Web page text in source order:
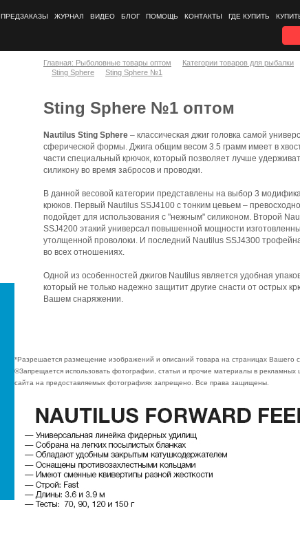
ПРЕДЗАКАЗЫ ЖУРНАЛ ВИДЕО БЛОГ ПОМОЩЬ КОНТАКТЫ ГДЕ КУПИТЬ
Главная: Рыболовные товары оптом Категории товаров для рыбалки
Sting Sphere
Sting Sphere №1
Sting Sphere №1 оптом
Nautilus Sting Sphere – классическая джиг головка самой
сферической формы. Джига общим весом 3.5 грамм имеет в
части специальный крючок, который позволяет лучше
силикону во время забросов и проводки.
В данной весовой категории представлены на выбор 3
крюков. Первый Nautilus SSJ4100 с тонким цевьем – превосходно
подойдет для использования с "нежным" силиконом. Второй
SSJ4200 этакий универсал повышенной мощности
утолщенной проволоки. И последний Nautilus SSJ4300
во всех отношениях.
Одной из особенностей джигов Nautilus является удобная
который не только надежно защитит другие снасти от острых
Вашем снаряжении.
*Разрешается размещение изображений и описаний товара на страницах Вашего
©Запрещается использовать фотографии, статьи и прочие материалы в рекламных
сайта на предоставляемых фотографиях запрещено. Все права защищены.